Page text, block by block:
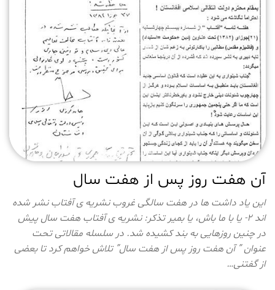
آن هفت روز پس از هفت سال
این یاد داشت ها در هفت سالگی غروب نشریه ی آفتاب نشر شده
اند 2- یا با ما باش، یا بمیر تذکر: نشریه ی آفتاب هفت سال پیش
در چنین روزهایی به بند کشیده شد. در سلسله مقالاتی تحت
عنوان ” آن هفت روز پس از هفت سال” تلاش خواهم کرد تا بعضی
از گفتنی…